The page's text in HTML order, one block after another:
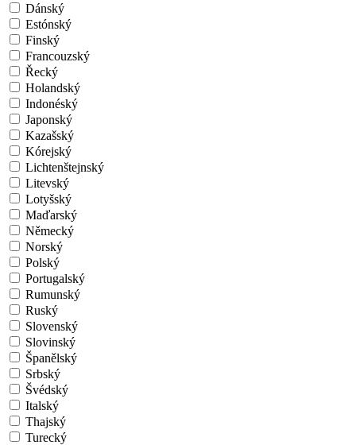
Dánský
Estónský
Finský
Francouzský
Řecký
Holandský
Indonéský
Japonský
Kazašský
Kórejský
Lichtenštejnský
Litevský
Lotyšský
Maďarský
Německý
Norský
Polský
Portugalský
Rumunský
Ruský
Slovenský
Slovinský
Španělský
Srbský
Švédský
Italský
Thajský
Turecký